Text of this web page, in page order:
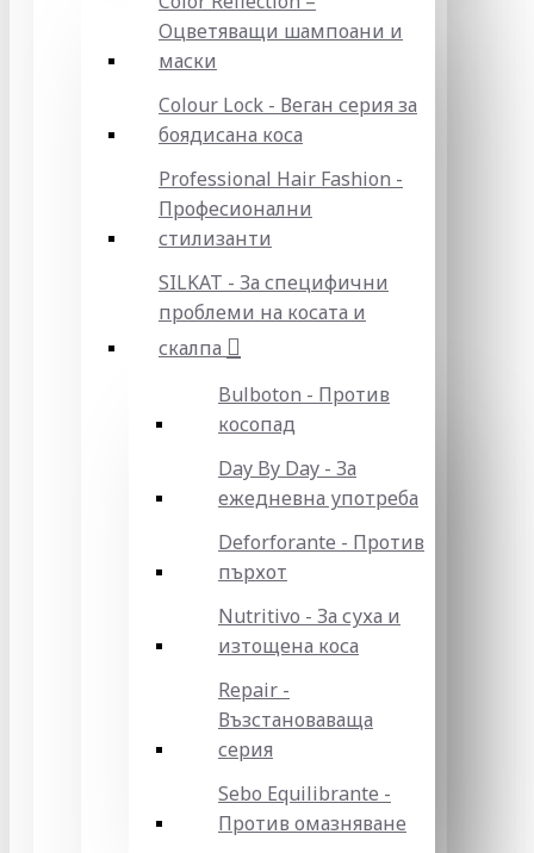
Оцветяващи шампоани и
маски
Colour Lock - Веган серия за
боядисана коса
Professional Hair Fashion -
Професионални
стилизанти
SILKAT - За специфични
проблеми на косата и
скалпа
Bulboton - Против
косопад
Day By Day - За
ежедневна употреба
Deforforante - Против
пърхот
Nutritivo - За суха и
изтощена коса
Repair -
Възстановаваща
серия
Sebo Equilibrante -
Против омазняване